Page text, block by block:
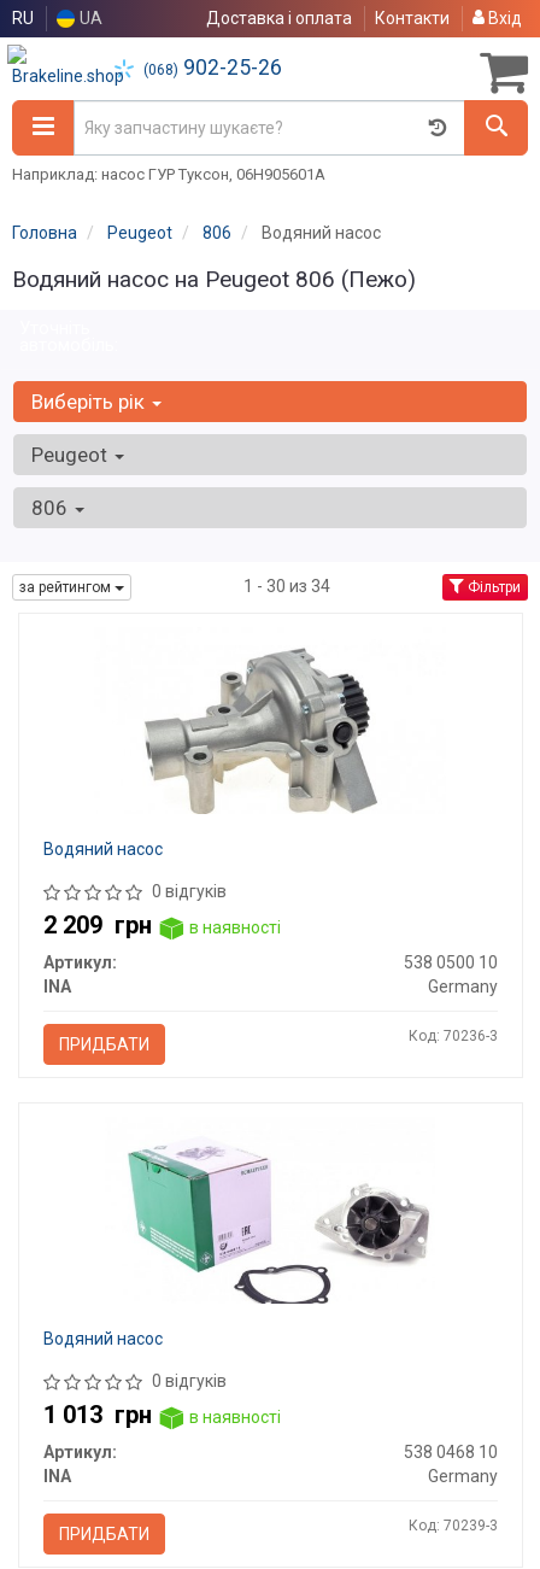
RU UA Доставка і оплата Контакти Вхід
(068) 902-25-26
Наприклад: насос ГУР Туксон, 06H905601A
Головна Peugeot 806 Водяний насос
Водяний насос на Peugeot 806 (Пежо)
Виберіть рік
Peugeot
806
за рейтингом 1 - 30 из 34 Фільтри
Водяний насос
0 відгуків
2 209 грн
в наявності
Артикул:
538 0500 10
INA
Germany
ПРИДБАТИ Код: 70236-3
Водяний насос
0 відгуків
1 013 грн
в наявності
Артикул:
538 0468 10
INA
Germany
ПРИДБАТИ Код: 70239-3